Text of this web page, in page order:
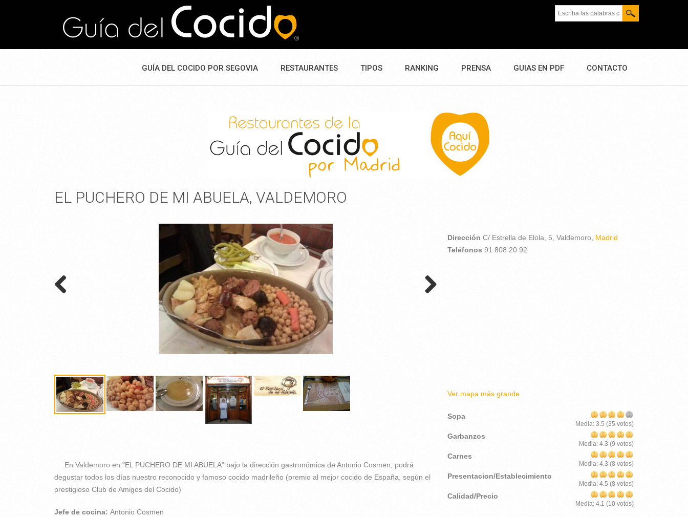
Escriba las palabras clave.
GUÍA DEL COCIDO POR SEGOVIA RESTAURANTES TIPOS RANKING PRENSA GUIAS EN PDF CONTACTO
EL PUCHERO DE MI ABUELA, VALDEMORO
Dirección C/ Estrella de Elola, 5, Valdemoro, Madrid
Teléfonos 91 808 20 92
Ver mapa más grande
Sopa
Media: 3.5 (35 votos)
Garbanzos
Media: 4.3 (9 votos)
Carnes
Media: 4.3 (8 votos)
Presentacion/Establecimiento
Media: 4.5 (8 votos)
Calidad/Precio
Media: 4.1 (10 votos)
En Valdemoro en "EL PUCHERO DE MI ABUELA" bajo la dirección gastronómica de Antonio Cosmen, podrá
degustar todos los días nuestro reconocido y famoso cocido madrileño (premio al mejor cocido de España, según el
prestigioso Club de Amigos del Cocido)
Jefe de cocina: Antonio Cosmen